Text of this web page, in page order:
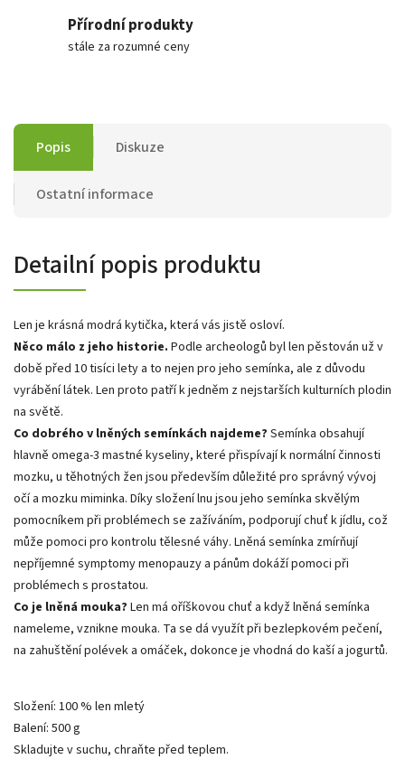
Přírodní produkty
stále za rozumné ceny
Popis Diskuze
Ostatní informace
Detailní popis produktu
Len je krásná modrá kytička, která vás jistě osloví.
Něco málo z jeho historie. Podle archeologů byl len pěstován už v
době před 10 tisíci lety a to nejen pro jeho semínka, ale z důvodu
vyrábění látek. Len proto patří k jedněm z nejstarších kulturních plodin
na světě.
Co dobrého v lněných semínkách najdeme? Semínka obsahují
hlavně omega-3 mastné kyseliny, které přispívají k normální činnosti
mozku, u těhotných žen jsou především důležité pro správný vývoj
očí a mozku miminka. Díky složení lnu jsou jeho semínka skvělým
pomocníkem při problémech se zažíváním, podporují chuť k jídlu, což
může pomoci pro kontrolu tělesné váhy. Lněná semínka zmírňují
nepříjemné symptomy menopauzy a pánům dokáží pomoci při
problémech s prostatou.
Co je lněná mouka? Len má oříškovou chuť a když lněná semínka
nameleme, vznikne mouka. Ta se dá využít při bezlepkovém pečení,
na zahuštění polévek a omáček, dokonce je vhodná do kaší a jogurtů.
Složení: 100 % len mletý
Balení: 500 g
Skladujte v suchu, chraňte před teplem.